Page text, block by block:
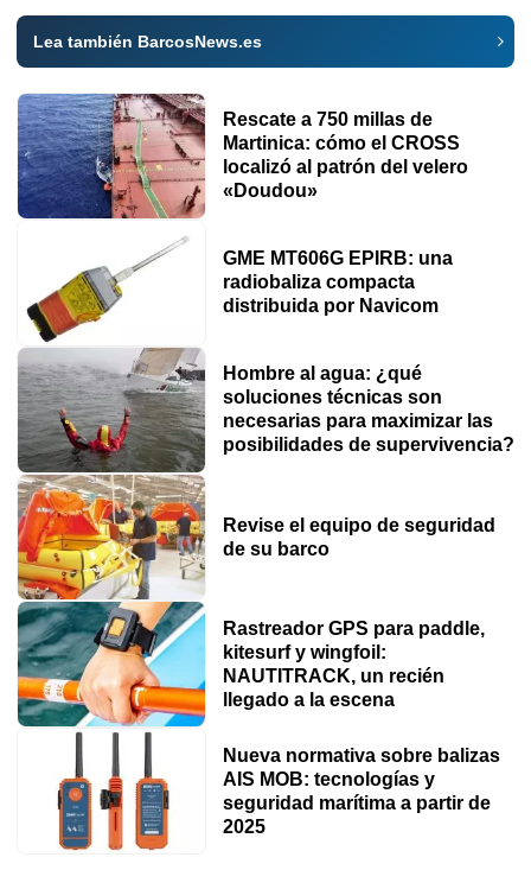
Lea también BarcosNews.es
Rescate a 750 millas de
Martinica: cómo el CROSS
localizó al patrón del velero
«Doudou»
GME MT606G EPIRB: una
radiobaliza compacta
distribuida por Navicom
Hombre al agua: ¿qué
soluciones técnicas son
necesarias para maximizar las
posibilidades de supervivencia?
Revise el equipo de seguridad
de su barco
Rastreador GPS para paddle,
kitesurf y wingfoil:
NAUTITRACK, un recién
llegado a la escena
Nueva normativa sobre balizas
AIS MOB: tecnologías y
seguridad marítima a partir de
2025